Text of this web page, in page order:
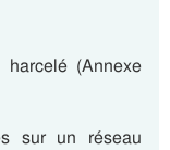
harcelé (Annexe
sur un réseau